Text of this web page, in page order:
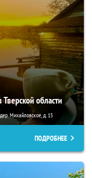
области
Михайловское, д. 15
ПОДРОБНЕЕ